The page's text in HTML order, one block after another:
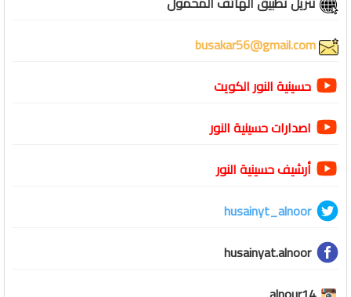
حسينية النور الكويت
اصدارات حسينية النور
أرشيف حسينية النور
husainyt_alnoor
husainyat.alnoor